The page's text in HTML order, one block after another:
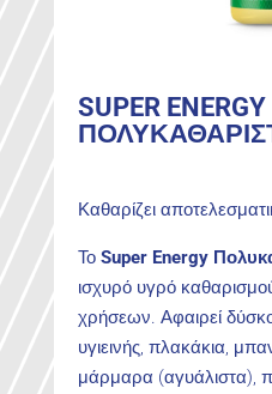
SUPER ENERGY
Καθαρίζει
Το Super Energy
ισχυρό υγρό
χρήσεων. Αφαιρεί
υγιεινής, πλακάκια,
μάρμαρα (αγυάλιστα),